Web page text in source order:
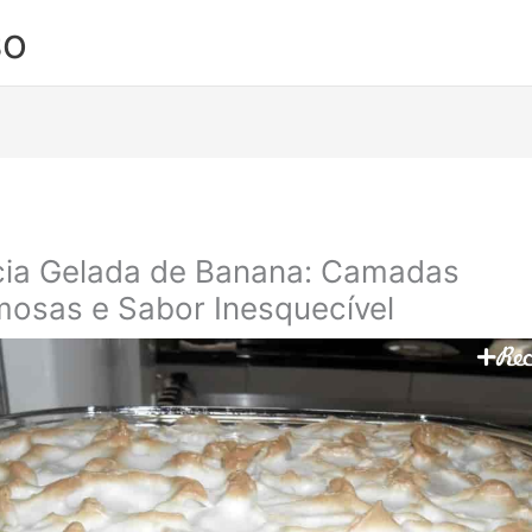
Gelada de Banana: Camadas
e Sabor Inesquecível